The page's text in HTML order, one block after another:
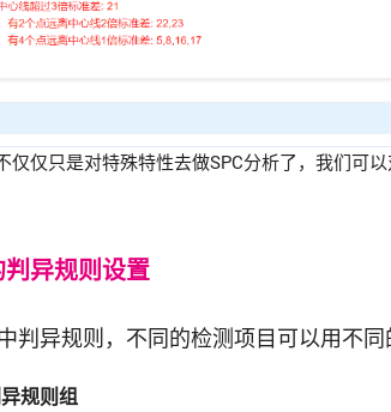
仅仅只是对特殊特性去做SPC分析了，我们可
异规则设置
判异规则，不同的检测项目可以用不
规则组